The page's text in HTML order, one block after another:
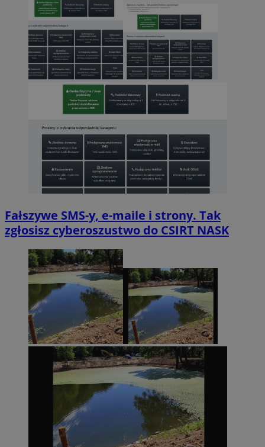
Fałszywe SMS-y, e-maile i strony. Tak
zgłosisz cyberoszustwo do CSIRT NASK